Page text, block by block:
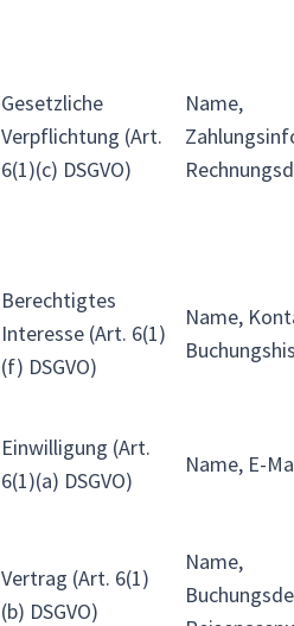
Gesetzliche
Verpflichtung (Art.
6(1)(c) DSGVO)
Name,
Berechtigtes
Interesse (Art. 6(1)
(f) DSGVO)
Name,
Einwilligung (Art.
6(1)(a) DSGVO)
Name, E-
Vertrag (Art. 6(1)
(b) DSGVO)
Name,